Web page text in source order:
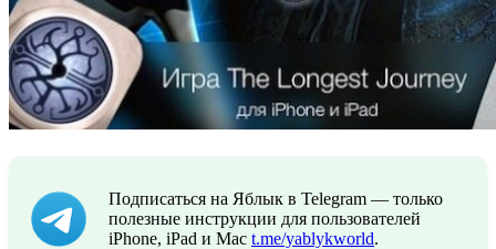
Подписаться на Яблык в Telegram — только
полезные инструкции для пользователей
iPhone, iPad и Mac t.me/yablykworld.